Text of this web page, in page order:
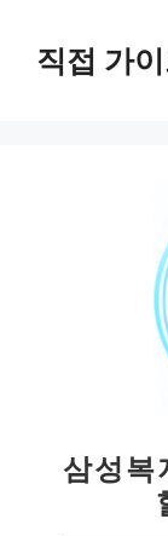
직접 가
삼성복